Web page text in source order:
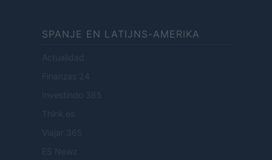
SPANJE EN LATIJNS-AMERIKA
Actualidad
Finanzas 24
Investindo 365
Think.es
Viajar 365
ES Newz